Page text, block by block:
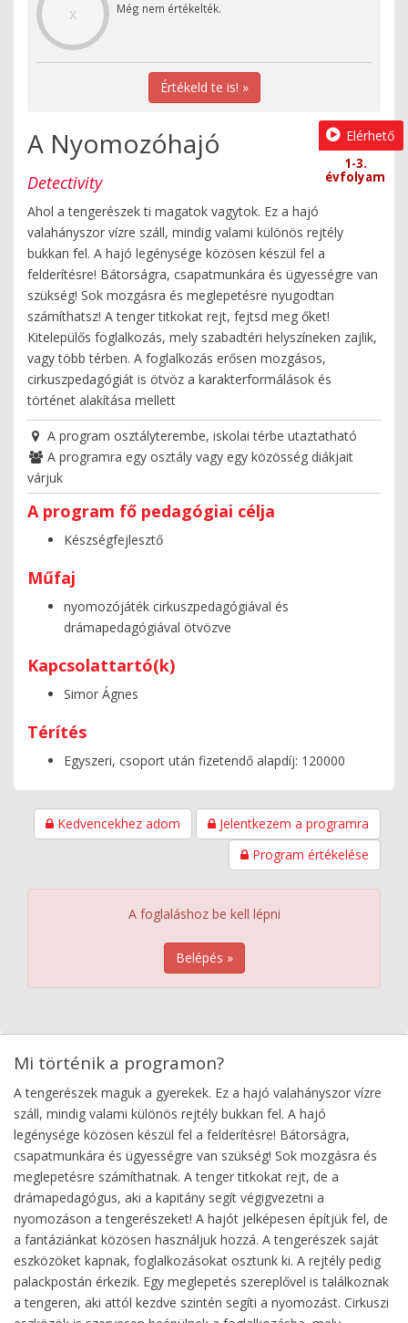
x Még nem értékelték.
Értékeld te is! »
A Nyomozóhajó
Detectivity
Ahol a tengerészek ti magatok vagytok. Ez a hajó
valahányszor vízre száll, mindig valami különös rejtély
bukkan fel. A hajó legénysége közösen készül fel a
felderítésre! Bátorságra, csapatmunkára és ügyességre van
szükség! Sok mozgásra és meglepetésre nyugodtan
számíthatsz! A tenger titkokat rejt, fejtsd meg őket!
Kitelepülős foglalkozás, mely szabadtéri helyszíneken zajlik,
vagy több térben. A foglalkozás erősen mozgásos,
cirkuszpedagógiát is ötvöz a karakterformálások és
történet alakítása mellett
Elérhető
1-3.
évfolyam
A program osztályterembe, iskolai térbe utaztatható
A programra egy osztály vagy egy közösség diákjait
várjuk
A program fő pedagógiai célja
Készségfejlesztő
Műfaj
nyomozójáték cirkuszpedagógiával és
drámapedagógiával ötvözve
Kapcsolattartó(k)
Simor Ágnes
Térítés
Egyszeri, csoport után fizetendő alapdíj: 120000
Kedvencekhez adom
Jelentkezem a programra
Program értékelése
A foglaláshoz be kell lépni
Belépés »
Mi történik a programon?
A tengerészek maguk a gyerekek. Ez a hajó valahányszor vízre
száll, mindig valami különös rejtély bukkan fel. A hajó
legénysége közösen készül fel a felderítésre! Bátorságra,
csapatmunkára és ügyességre van szükség! Sok mozgásra és
meglepetésre számíthatnak. A tenger titkokat rejt, de a
drámapedagógus, aki a kapitány segít végigvezetni a
nyomozáson a tengerészeket! A hajót jelképesen építjük fel, de
a fantáziánkat közösen használjuk hozzá. A tengerészek saját
eszközöket kapnak, foglalkozásokat osztunk ki. A rejtély pedig
palackpostán érkezik. Egy meglepetés szereplővel is találkoznak
a tengeren, aki attól kezdve szintén segíti a nyomozást. Cirkuszi